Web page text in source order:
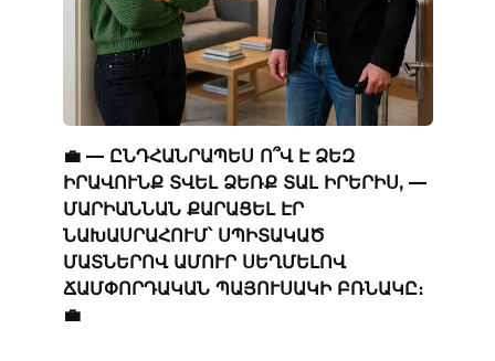
💼 — ԸՆԴՀԱՆՐԱՊԵՍ Ո՞Վ Է ՁԵԶ
ԻՐԱՎՈՒՆՔ ՏՎԵԼ ՁԵՌՔ ՏԱԼ ԻՐԵՐԻՍ, —
ՄԱՐԻԱՆՆԱՆ ՔԱՐԱՑԵԼ ԷՐ
ՆԱԽԱՍՐԱՀՈՒՄ՝ ՍՊԻՏԱԿԱԾ
ՄԱՏՆԵՐՈՎ ԱՄՈՒՐ ՍԵՂՄԵԼՈՎ
ՃԱՄՓՈՐԴԱԿԱՆ ՊԱՅՈՒՍԱԿԻ ԲՌՆԱԿԸ։
💼